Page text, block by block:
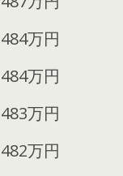
484万円
484万円
483万円
482万円